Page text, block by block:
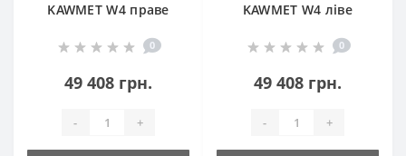
KAWMET W4 праве
0
49 408 грн.
- +
KAWMET W4 ліве
0
49 408 грн.
- +